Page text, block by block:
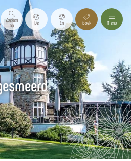
Zoeken
op
De En Boek Menu